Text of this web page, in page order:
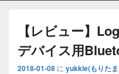
【レビュー】
デバイス用
2018-01-08 に yukkie(もりた